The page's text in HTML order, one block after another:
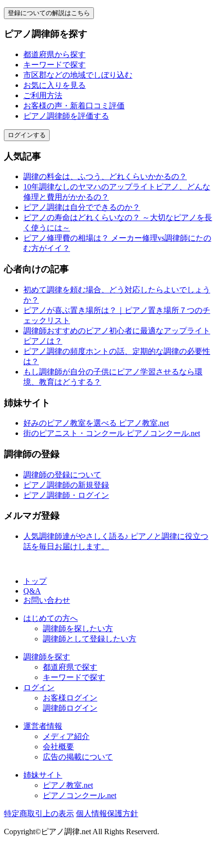
登録についての解説はこちら
ピアノ調律師を探す
都道府県から探す
キーワードで探す
市区郡などの地域でしぼり込む
お気に入りを見る
ご利用方法
お客様の声・新着口コミ評価
ピアノ調律師を評価する
ログインする
人気記事
調律の料金は、ふつう、どれくらいかかるの？
10年調律なしのヤマハのアップライトピアノ、どんな
修理と費用がかかるの？
ピアノ調律は自分でできるのか？
ピアノの寿命はどれくらいなの？ ～大切なピアノを長
く使うには～
ピアノ修理費の相場は？ メーカー修理vs調律師にたの
む方がイイ？
心者向けの記事
初めて調律を頼む場合、どう対応したらよいでしょう
か？
ピアノが喜ぶ置き場所は？｜ピアノ置き場所７つのチ
ェックリスト
調律師おすすめのピアノ初心者に最適なアップライト
ピアノは？
ピアノ調律の頻度ホントの話、定期的な調律の必要性
は？
もし調律師が自分の子供にピアノ学習させるなら環
境、教育はどうする？
姉妹サイト
好みのピアノ教室を選べる ピアノ教室.net
街のピアニスト・コンクール ピアノコンクール.net
調律師の登録
調律師の登録について
ピアノ調律師の新規登録
ピアノ調律師・ログイン
メルマガ登録
人気調律師達がやさしく語る♪ ピアノと調律に役立つ
話を毎日お届けします。
トップ
Q&A
お問い合わせ
はじめての方へ
調律師を探したい方
調律師として登録したい方
調律師を探す
都道府県で探す
キーワードで探す
ログイン
お客様ログイン
調律師ログイン
運営者情報
メディア紹介
会社概要
広告の掲載について
姉妹サイト
ピアノ教室.net
ピアノコンクール.net
特定商取引上の表示 個人情報保護方針
Copyright©ピアノ調律.net All Rights Reserverd.